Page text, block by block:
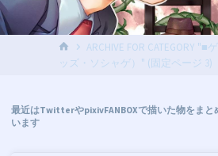
ホ
ー
ARCHIVE FOR CATEGORY
ッズ・ソシャゲ）" (固定ページ 3)
最近はTwitterやpixivFANBOXで描いた物をまと
います